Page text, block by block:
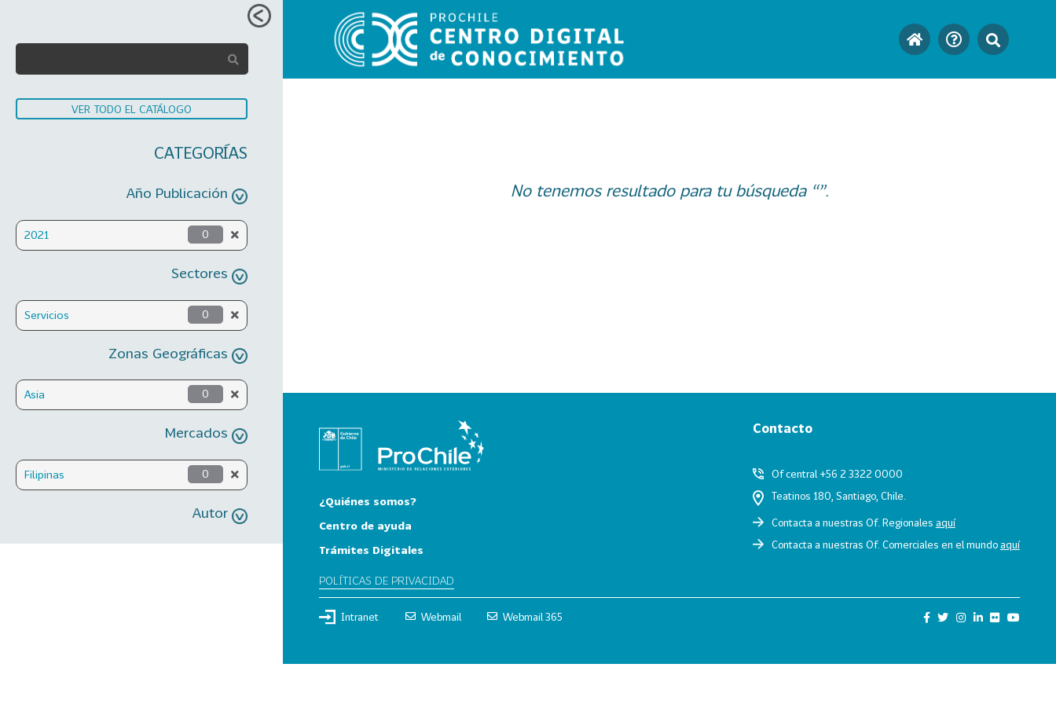
VER TODO EL CATÁLOGO
CATEGORÍAS
Año Publicación
2021 0
Sectores
Servicios 0
Zonas Geográficas
Asia 0
Mercados
Filipinas 0
Autor
No tenemos resultado para tu búsqueda “”.
¿Quiénes somos?
Centro de ayuda
Trámites Digitales
POLÍTICAS DE PRIVACIDAD
Contacto
Of central +56 2 3322 0000
Teatinos 180, Santiago, Chile.
Contacta a nuestras Of. Regionales aquí
Contacta a nuestras Of. Comerciales en el mundoaquí
Intranet Webmail Webmail 365